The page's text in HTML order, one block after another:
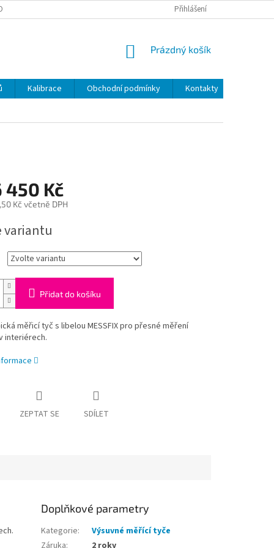
ÚDAJŮ Přihlášení
NÁKUPNÍ
Prázdný košík
Kalibrace Obchodní podmínky
Kontakty
450 Kč
Kčvčetně DPH
variantu
Přidat do košíku
měřicí tyč s libelou MESSFIX pro přesné měření
interiérech.
ZEPTAT SE SDÍLET
Doplňkové parametry
Kategorie:
Výsuvné měřící tyče